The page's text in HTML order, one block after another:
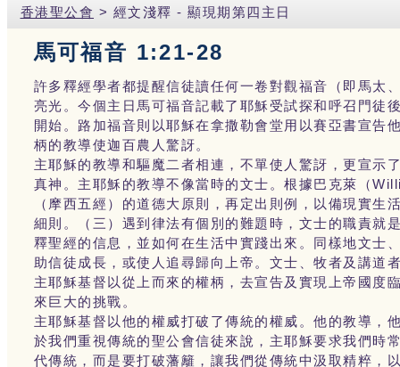
香港聖公會 > 經文淺釋 - 顯現期第四主日
馬可福音 1:21-28
許多釋經學者都提醒信徒讀任何一卷對觀福音（即馬太
亮光。今個主日馬可福音記載了耶穌受試探和呼召門徒
開始。路加福音則以耶穌在拿撒勒會堂用以賽亞書宣告
柄的教導使迦百農人驚訝。
主耶穌的教導和驅魔二者相連，不單使人驚訝，更宣示
真神。主耶穌的教導不像當時的文士。根據巴克萊（
（摩西五經）的道德大原則，再定出則例，以備現實
細則。（三）遇到律法有個別的難題時，文士的職責就
釋聖經的信息，並如何在生活中實踐出來。同樣地文士
助信徒成長，或使人追尋歸向上帝。文士、牧者及講道
主耶穌基督以從上而來的權柄，去宣告及實現上帝國度
來巨大的挑戰。
主耶穌基督以他的權威打破了傳統的權威。他的教導，
於我們重視傳統的聖公會信徒來說，主耶穌要求我們時
代傳統，而是要打破藩籬，讓我們從傳統中汲取精粹，